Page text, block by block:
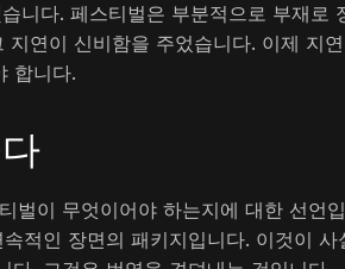
니다. 페스티벌은 부분적으로 부재로
연이 신비함을 주었습니다. 이제 지
합니다.
벌이 무엇이어야 하는지에 대한 선언
적인 장면의 패키지입니다. 이것이 사